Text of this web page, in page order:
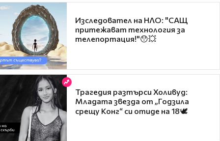
Изследовател на НЛО: "САЩ
притежават технология за
телепортация!"😯💥
Трагедия разтърси Холивуд:
Младата звезда от „Годзила
срещу Конг“ си отиде на 18🕊️